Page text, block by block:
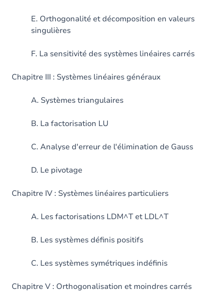
E. Orthogonalité et décomposition en valeurs
singulières
F. La sensitivité des systèmes linéaires carrés
Chapitre III : Systèmes linéaires généraux
A. Systèmes triangulaires
B. La factorisation LU
C. Analyse d'erreur de l'élimination de Gauss
D. Le pivotage
Chapitre IV : Systèmes linéaires particuliers
A. Les factorisations LDM^T et LDL^T
B. Les systèmes définis positifs
C. Les systèmes symétriques indéfinis
Chapitre V : Orthogonalisation et moindres carrés